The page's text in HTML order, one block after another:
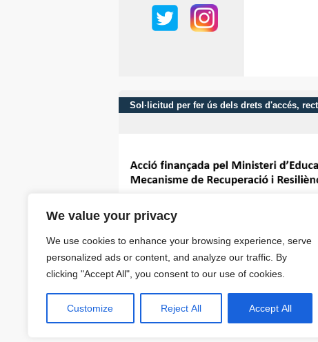
We value your privacy
We use cookies to enhance your browsing experience, serve
personalized ads or content, and analyze our traffic. By
clicking "Accept All", you consent to our use of cookies.
Customize Reject All Accept All
Sol·licitud per fer ús dels drets d'accés,